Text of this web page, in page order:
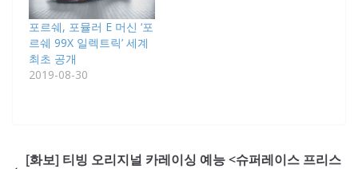
포르쉐, 포뮬러 E 머신 ‘포
르쉐 99X 일렉트릭’ 세계
최초 공개
2019-08-30
[화보] 티빙 오리지널 카레이싱 예능 <슈퍼레이스 프리스